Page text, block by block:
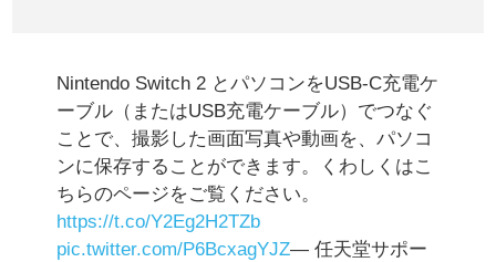
Nintendo Switch 2 とパソコンをUSB-C充電ケ
ーブル（またはUSB充電ケーブル）でつなぐ
ことで、撮影した画面写真や動画を、パソコ
ンに保存することができます。くわしくはこ
ちらのページをご覧ください。
https://t.co/Y2Eg2H2TZb
pic.twitter.com/P6BcxagYJZ— 任天堂サポー